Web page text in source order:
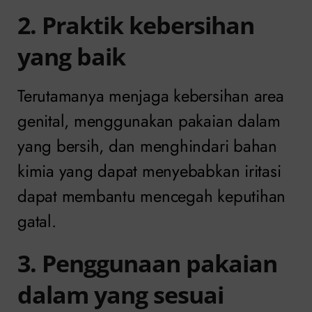
2. Praktik kebersihan
yang baik
Terutamanya menjaga kebersihan area
genital, menggunakan pakaian dalam
yang bersih, dan menghindari bahan
kimia yang dapat menyebabkan iritasi
dapat membantu mencegah keputihan
gatal.
3. Penggunaan pakaian
dalam yang sesuai